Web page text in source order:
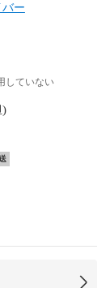
ー
していない
)